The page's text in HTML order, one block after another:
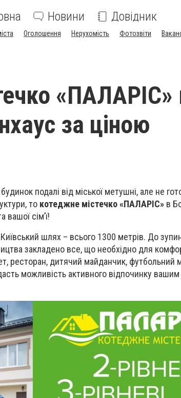
Новини Довідник
Оголошення Нерухомість Фотозвіти
«ПАЛАРІС»
за ціною
подалі від міської метушні, але не
то котеджне містечко «ПАЛАРІС» в
сім’ї!
шлях – всього 1300 метрів. До
закладено все, що необхідно для
ресторан, дитячий майданчик, футбольний
можливість активного відпочинку вашим